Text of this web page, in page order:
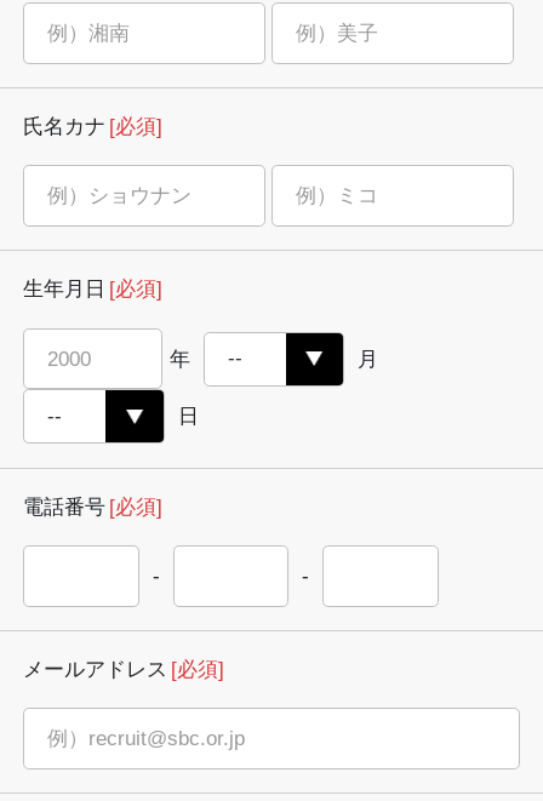
氏名カナ [必須]
生年月日 [必須]
年 月
日
電話番号 [必須]
- -
メールアドレス [必須]